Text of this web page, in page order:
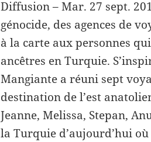
Diffusion – Mar. 27 sept.
génocide, des agences de
à la carte aux personnes
ancêtres en Turquie.
Mangiante a réuni sept
destination de l’est
Jeanne, Melissa, Stepan,
la Turquie d’aujourd’hui